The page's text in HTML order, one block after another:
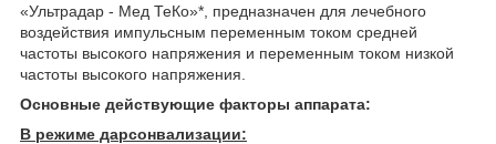
«Ультрадар - Мед ТеКо»*, предназначен для лечебного
воздействия импульсным переменным током средней
частоты высокого напряжения и переменным током низкой
частоты высокого напряжения.
Основные действующие факторы аппарата:
В режиме дарсонвализации: